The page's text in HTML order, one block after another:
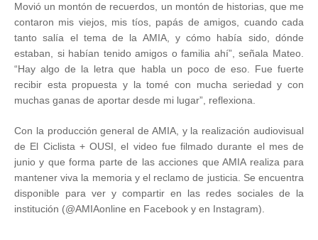
Movió un montón de recuerdos, un montón de historias, que me
contaron mis viejos, mis tíos, papás de amigos, cuando cada
tanto salía el tema de la AMIA, y cómo había sido, dónde
estaban, si habían tenido amigos o familia ahí”, señala Mateo.
“Hay algo de la letra que habla un poco de eso. Fue fuerte
recibir esta propuesta y la tomé con mucha seriedad y con
muchas ganas de aportar desde mi lugar”, reflexiona.
Con la producción general de AMIA, y la realización audiovisual
de El Ciclista + OUSI, el video fue filmado durante el mes de
junio y que forma parte de las acciones que AMIA realiza para
mantener viva la memoria y el reclamo de justicia. Se encuentra
disponible para ver y compartir en las redes sociales de la
institución (@AMIAonline en Facebook y en Instagram).